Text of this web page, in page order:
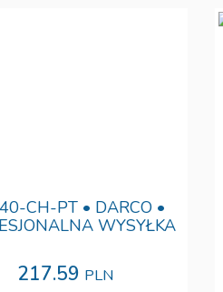
CH-PT • DARCO •
WYSYŁKA
217.59 PLN